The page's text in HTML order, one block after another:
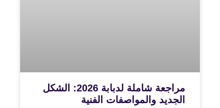
مراجعة شاملة لدبابة 2026: الشكل
الجديد والمواصفات الفنية